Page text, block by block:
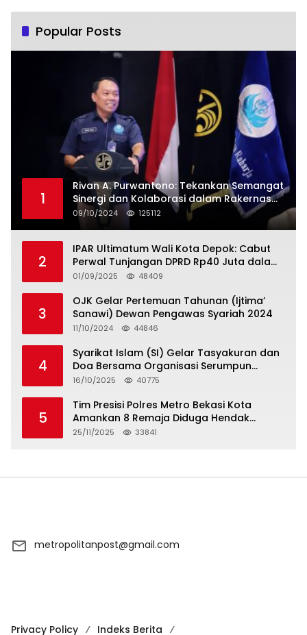
Emas 2045”
Popular Posts
1
Rivan A. Purwantono: Tekankan Semangat
Sinergi dan Kolaborasi dalam Rakernas
Serikat Pekerja Jasa Raharja
09/10/2024 125112
2
IPAR Ultimatum Wali Kota Depok: Cabut
Perwal Tunjangan DPRD Rp40 Juta dalam
5 Hari atau Hadapi Aksi Rakyat
01/09/2025 48409
3
OJK Gelar Pertemuan Tahunan (Ijtima’
Sanawi) Dewan Pengawas Syariah 2024
11/10/2024 44846
4
Syarikat Islam (SI) Gelar Tasyakuran dan
Doa Bersama Organisasi Serumpun
Syarikat Islam Doa
16/10/2025 40775
5
Tim Presisi Polres Metro Bekasi Kota
Amankan 8 Remaja Diduga Hendak
Tawuran
25/11/2025 33841
metropolitanpost@gmail.com
Privacy Policy Indeks Berita